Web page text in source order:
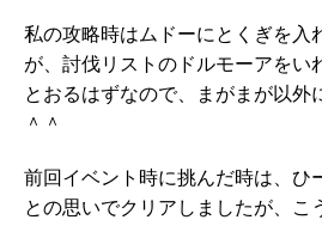
私の攻略時はムドーにとくぎを入
が、討伐リストのドルモーアをい
とおるはずなので、まがまが以外
＾＾
前回イベント時に挑んだ時は、ひ
との思いでクリアしましたが、こ